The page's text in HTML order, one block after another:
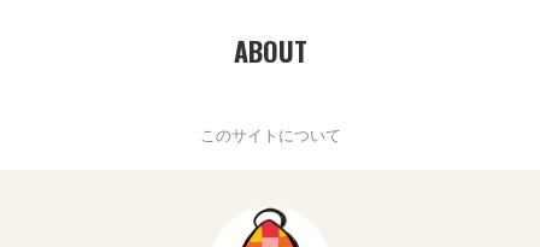
ABOUT
このサイトについて